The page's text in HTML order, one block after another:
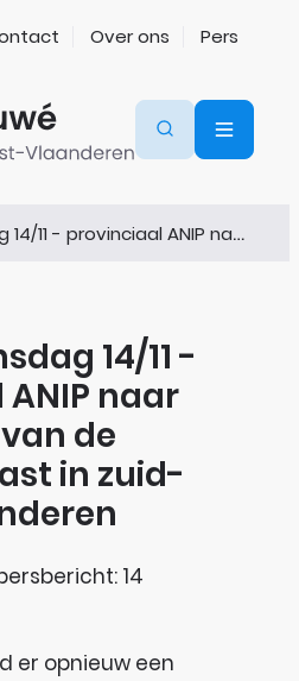
Over ons Pers
Vlaanderen
ZoekenMenu
items
naar aanleiding van de wateroverlast in zuid-West-Vlaanderen
14/11 -
naar
de
in zuid-
14
er opnieuw een